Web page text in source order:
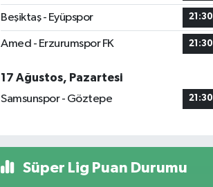
Beşiktaş - Eyüpspor 21:30
Amed - Erzurumspor FK 21:30
17 Ağustos, Pazartesi
Samsunspor - Göztepe
21:30
Süper Lig Puan Durumu